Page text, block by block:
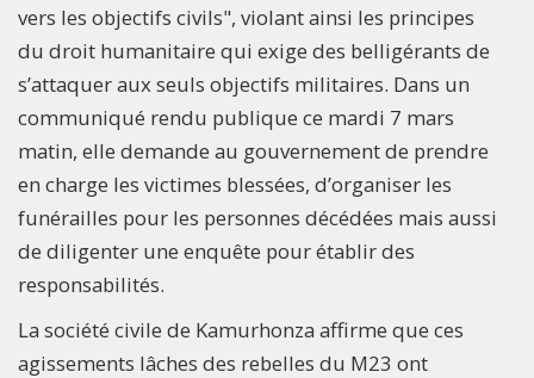
vers les objectifs civils", violant ainsi les principes
du droit humanitaire qui exige des belligérants de
s’attaquer aux seuls objectifs militaires. Dans un
communiqué rendu publique ce mardi 7 mars
matin, elle demande au gouvernement de prendre
en charge les victimes blessées, d’organiser les
funérailles pour les personnes décédées mais aussi
de diligenter une enquête pour établir des
responsabilités.
La société civile de Kamurhonza affirme que ces
agissements lâches des rebelles du M23 ont